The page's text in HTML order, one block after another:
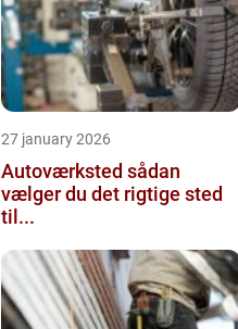
27 january 2026
Autoværksted sådan
vælger du det rigtige sted
til...